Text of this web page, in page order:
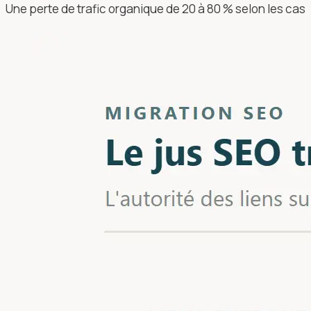
Une perte de trafic organique de 20 à 80 % selon les cas